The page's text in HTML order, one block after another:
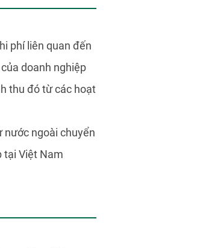
phí liên quan đến
doanh nghiệp
thu đó từ các hoạt
nước ngoài chuyển
tại Việt Nam